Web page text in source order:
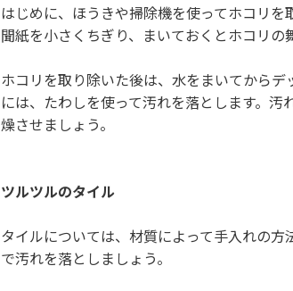
はじめに、ほうきや掃除機を使ってホコリ
聞紙を小さくちぎり、まいておくとホコリの
ホコリを取り除いた後は、水をまいてから
には、たわしを使って汚れを落とします。
燥させましょう。
ツルツルのタイル
タイルについては、材質によって手入れの
で汚れを落としましょう。